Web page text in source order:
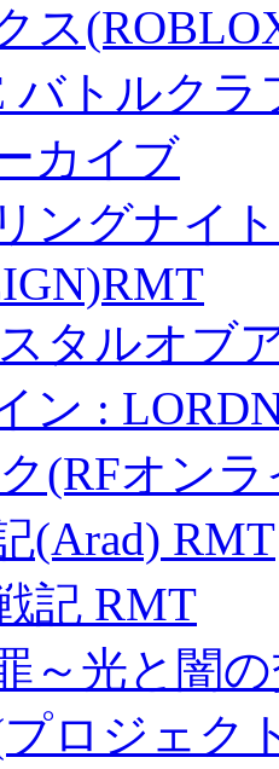
ス
バトルク
カイブ
ングナイ
タルオブ
ン :
(RFオン
(Arad) RMT
記 RMT
～光と闇
ロジェク